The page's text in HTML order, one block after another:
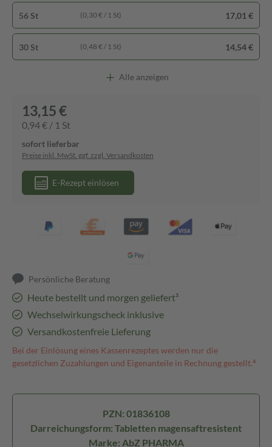
56 St (0,30 € / 1 St) 17,01 €
30 St (0,48 € / 1 St) 14,54 €
Alle anzeigen
13,15 €
0,94 € / 1 St
sofort lieferbar
Preise inkl. MwSt. ggf. zzgl. Versandkosten
E-Rezept einlösen
Persönliche Beratung
Heute bestellt und morgen geliefert³
Wechselwirkungscheck inklusive
Versandkostenfreie Lieferung
Bei der Einlösung eines Kassenrezeptes werden nur die
gesetzlichen Zuzahlungen und Eigenanteile in Rechnung gestellt.⁴
PZN: 01836108
Darreichungsform: Tabletten magensaftresistent
Marke: AbZ PHARMA